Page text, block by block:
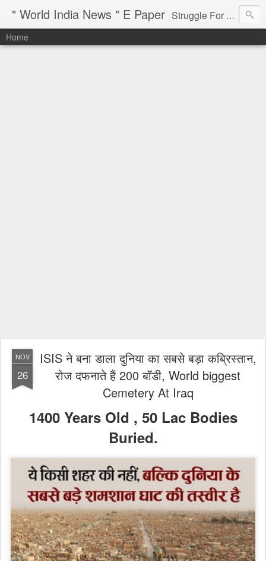
" World India News " E Paper Struggle For Justice
Home
NOV
26
ISIS ने बना डाला दुनिया का सबसे बड़ा कब्रिस्तान,
रोज दफनाते हैं 200 बॉडी, World biggest
Cemetery At Iraq
1400 Years Old , 50 Lac Bodies
Buried.